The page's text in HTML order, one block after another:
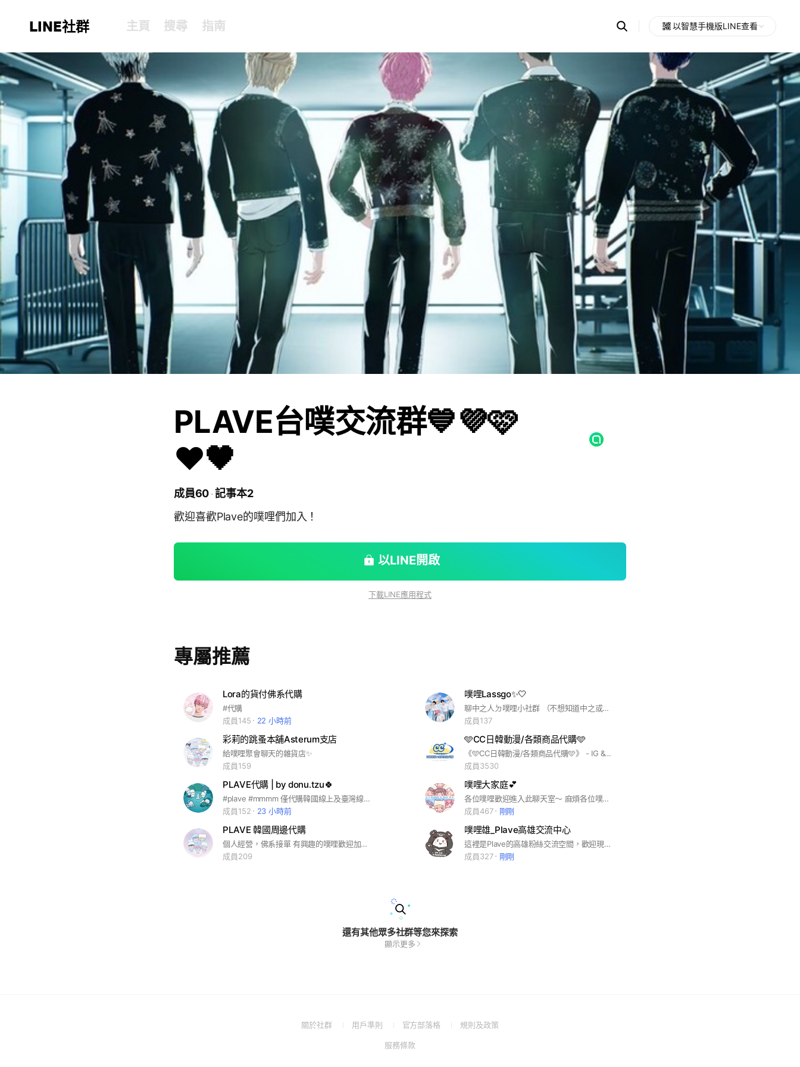
LINE社群 主頁 搜尋 指南 Search
OpenChats
messages
search
以智慧手機版LINE查看
PLAVE台噗交流群💙💜🩷
❤️🖤
成員60 記事本2
歡迎喜歡Plave的噗哩們加入！
以LINE開啟
下載LINE應用程式
專屬推薦
Lora的貨付佛系代購
#代購
成員145
22 小時前
噗哩Lassgo✨🤍
聊中之人ㄉ噗哩小社群 （不想知道中之或是介意此類話題的朋朋請勿進入） 每月月底點名 / 統一月底審核 #PLAVE #PLLI#內含中之人
成員137
彩莉的跳蚤本舖Asterum支店
給噗哩聚會聊天的雜貨店✨️
成員159
🩵CC日韓動漫/各類商品代購🩵
《🩵CC日韓動漫/各類商品代購🩵》 - IG &Threads請搜尋🔍 : ccc.anim - 付款方式：本店總訂單金額$2000元以下提供「全額貨付」方便大家選購，若達$2000元以上需預先支付半額訂金🙏🏻 （部分特定團請依貼文付款方式為主） - 由我和老幫手共同經營回覆，有想開團的商品都歡迎詢問喔🍀！！ - 群內長期開通販、現地連線不定時飛🇰🇷🇯🇵✈️⮑ 歡迎大家加入選購🥰✨ - #美妝 #三麗鷗 #卡套 #娃包 #周邊收納 #相卡代印 #BL #一番賞 #日雜 #零食 #痛包 #扭蛋 少女漫畫 #吉伊卡哇 #專輯 #PLAVE💙💜🩷❤️🖤 #排球少年 #GIVEN被贈與的未來 #地縛少年花子君 #鬼滅之刃 #薰香花朵凜然綻放 #藍色監獄 #入間同學入魔了 #防風少年 #怪獸8號 #我的英雄學院 #櫻蘭高校男公關部 #名偵探柯南 #光逝去的夏天 #JUMPSHOP #葬送的芙莉蓮 #咒術迴戰 #黑執事 #只想告訴你 #ALIENSTAGE #坂本日常 #家庭教師 #失憶投捕 #惡靈剋星 #極樂街 #夏日友人帳 #東京復仇者 #暗殺教室 #藥師少女的獨語 #gachiakuta #少女漫畫
成員3530
PLAVE代購 | by donu.tzu🍀
#plave #mmmm 僅代購韓國線上及臺灣線下通路之官方週邊 ❌不開簽售/飯製❌ ❗️無貨付❗️ 🔍Threads: donu.tzu
成員152
23 小時前
噗哩大家庭💕
各位噗哩歡迎進入此聊天室～ 麻煩各位噗哩聊天不要太激動哈！ 可以討論別團但麻煩不要說別團怎樣怎樣但還是希望以PLAVE為主喔！ 基本上沒有什麼要求就是不要吵架哈！
成員467
剛剛
PLAVE 韓國周邊代購
個人經營，佛系接單 有興趣的噗哩歡迎加入~
成員209
噗哩雄_Plave高雄交流中心
這裡是Plave的高雄粉絲交流空間，歡迎現居高雄或以高雄為活動範圍的噗哩們加入一起交流，歡迎大家利用社群一起分擔運費、面交，但請確保人身安全、預防詐騙！#PLAVE #PLLI #高雄 #Kaohsiung #Taiwan
成員327
剛剛
還有其他眾多社群等您來探索
顯示更多
關於社群
(Open用戶準則
(Open
a
官方部落格
(Open規則及政策(Open
服務條款(Open